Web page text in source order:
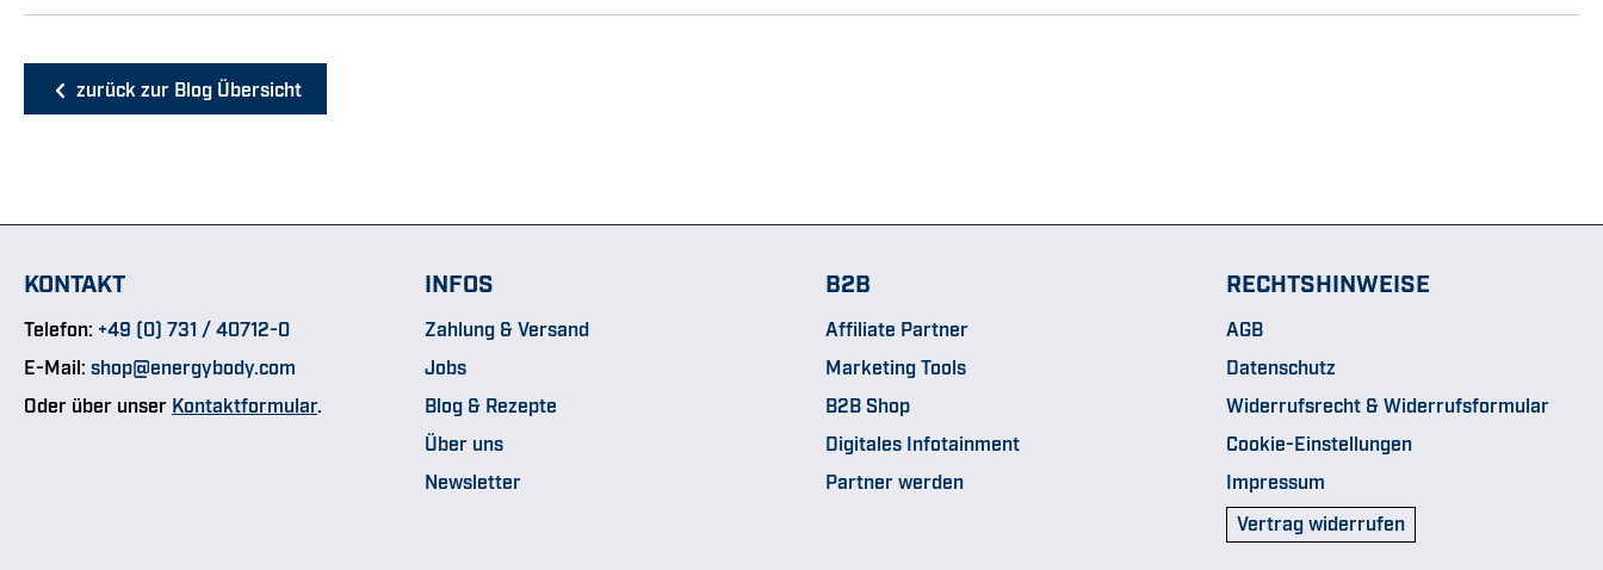
zurück zur Blog Übersicht
KONTAKT
Telefon: +49 (0) 731 / 40712-0
E-Mail: shop@energybody.com
Oder über unser Kontaktformular.
INFOS
Zahlung & Versand
Jobs
Blog & Rezepte
Über uns
Newsletter
B2B
Affiliate Partner
Marketing Tools
B2B Shop
Digitales Infotainment
Partner werden
RECHTSHINWEISE
AGB
Datenschutz
Widerrufsrecht & Widerrufsformular
Cookie-Einstellungen
Impressum
Vertrag widerrufen